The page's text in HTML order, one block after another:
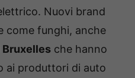
Nuovi brand
come funghi, anche
che hanno
ai produttori di auto